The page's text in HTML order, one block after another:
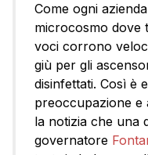
Come ogni
microcosmo dove
voci corrono
giù per gli
disinfettati. Così è
preoccupazione e
la notizia che una
governatore